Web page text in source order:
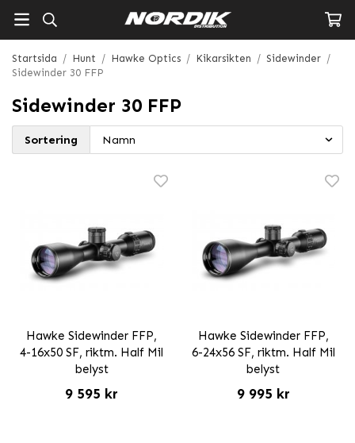
Startsida / Hunt / Hawke Optics / Kikarsikten / Sidewinder /
Sidewinder 30 FFP
Sidewinder 30 FFP
Sortering
Hawke Sidewinder FFP,
4-16x50 SF, riktm. Half Mil
belyst
9 595 kr
Hawke Sidewinder FFP,
6-24x56 SF, riktm. Half Mil
belyst
9 995 kr